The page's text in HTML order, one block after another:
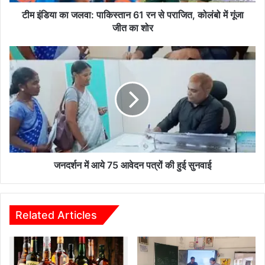
स्ता
न
6
1
र
न
प
रा
बो
में
टीम इंडिया का जलवा: पाकिस्तान 61 रन से पराजित, कोलंबो में गूंजा
जीत का शोर
ज
न
द
र्श
न
में
7
प
त्रों
जनदर्शन में आये 75 आवेदन पत्रों की हुई सुनवाई
Related Articles